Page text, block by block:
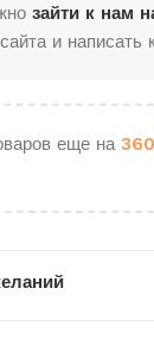
зайти к нам
и написать
еще на